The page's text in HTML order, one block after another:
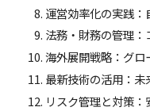
運営効率化の実践
法務・財務の管理
海外展開戦略：グ
最新技術の活用：未
リスク管理と対策